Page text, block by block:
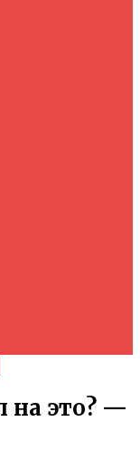
на это? —